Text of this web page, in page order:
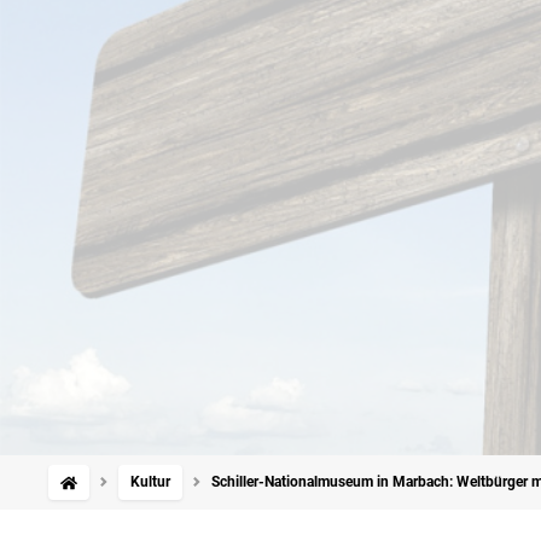
Kultur Schiller-Nationalmuseum in Marbach: Weltbürger